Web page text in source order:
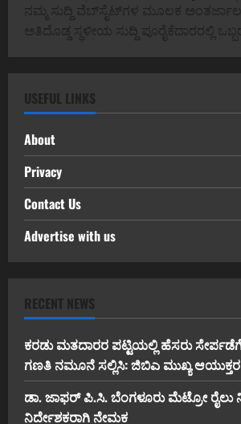
ನಮ್ಮ ಸುದ್ದಿ ವೆಬ್‌ಸೈಟ್‌ಗಳ ಮೂಲಕ
ಅತಿದೊಡ್ಡ ಸ್ಥಳೀಯ ಸುದ್ದಿ ಪೂರೈಕೆದಾರರಲ್ಲಿ
USEFUL LINKS
About
Privacy
Contact Us
Advertise with us
RECENT NEWS
ಕರಡು ಮತದಾರರ ಪಟ್ಟಿಯಲ್ಲಿ ಹೆಸರು
ಗಣತಿ ನಮೂನೆ ಸಲ್ಲಿಸಿ: ಜಿಬಿಎ ಮುಖ್ಯ
ಡಾ. ಜಾಫರ್ ಪಿ.ಸಿ. ಬೆಂಗಳೂರು ಮೆಟ್ರೋ ರೈಲು
ನಿರ್ದೇಶಕರಾಗಿ ನೇಮಕ